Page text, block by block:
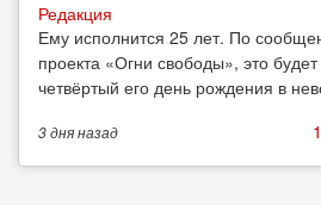
Редакция
Ему исполнится 25 лет. По
проекта «Огни свободы», это
четвёртый его день рождения в
3 дняназад 1